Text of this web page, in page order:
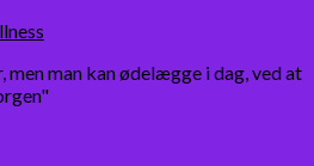
man kan ødelægge i dag, ved at